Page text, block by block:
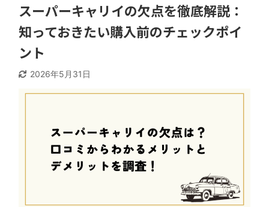
スーパーキャリイの欠点を徹底解説：
知っておきたい購入前のチェックポイ
ント
2026年5月31日